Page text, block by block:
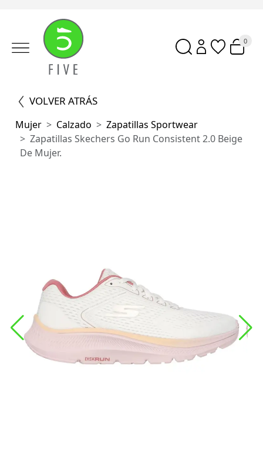
0
VOLVER ATRÁS
Mujer Calzado
Zapatillas Sportwear
Zapatillas Skechers Go Run Consistent 2.0 Beige
De Mujer.